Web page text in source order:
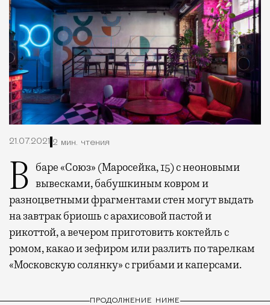
21.07.2021 2 мин. чтения
В баре «Союз» (Маросейка, 15) с неоновыми вывесками, бабушкиным ковром и
разноцветными фрагментами стен могут выдать
на завтрак бриошь с арахисовой пастой и
рикоттой, а вечером приготовить коктейль с
ромом, какао и зефиром или разлить по тарелкам
«Московскую солянку» с грибами и каперсами.
ПРОДОЛЖЕНИЕ НИЖЕ